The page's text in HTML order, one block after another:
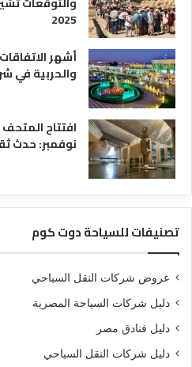
2025
أشهر
والحربية في
افتتاح
نوفمبر: حدث
تصنيفات للسياحة دوت كوم
عروض شركات النقل السياحي
دليل شركات السياحة المصرية
دليل فنادق مصر
دليل شركات النقل السياحي